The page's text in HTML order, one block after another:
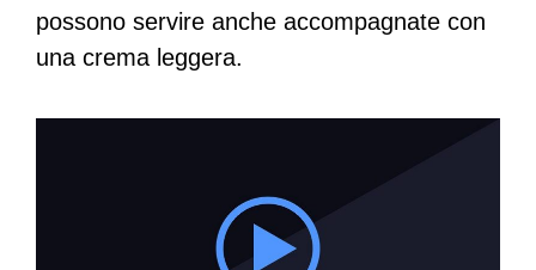
possono servire anche accompagnate con
una crema leggera.